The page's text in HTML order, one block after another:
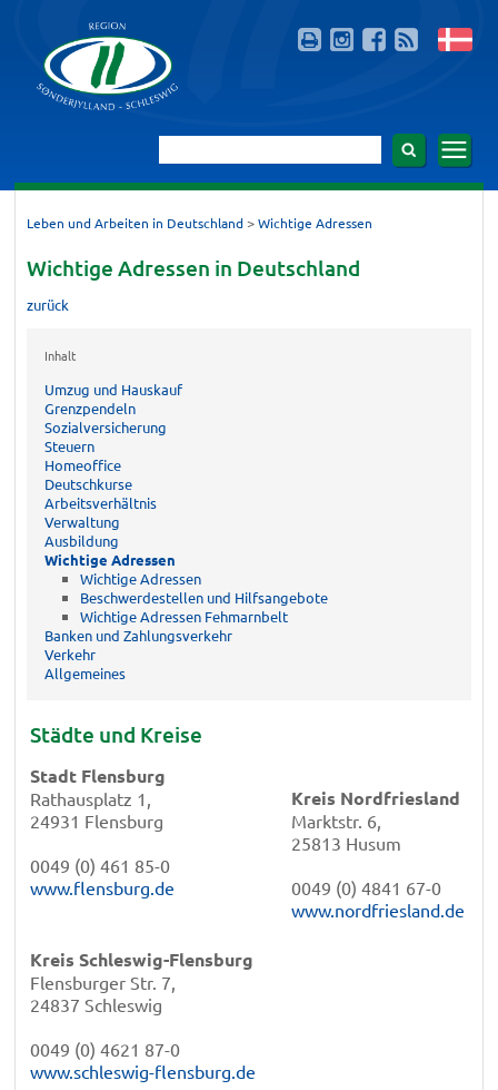
Leben und Arbeiten in Deutschland > Wichtige Adressen
Wichtige Adressen in Deutschland
zurück
Inhalt
Umzug und Hauskauf
Grenzpendeln
Sozialversicherung
Steuern
Homeoffice
Deutschkurse
Arbeitsverhältnis
Verwaltung
Ausbildung
Wichtige Adressen
Wichtige Adressen
Beschwerdestellen und Hilfsangebote
Wichtige Adressen Fehmarnbelt
Banken und Zahlungsverkehr
Verkehr
Allgemeines
Städte und Kreise
Stadt Flensburg
Rathausplatz 1,
24931 Flensburg
0049 (0) 461 85-0
www.flensburg.de
Kreis Nordfriesland
Marktstr. 6,
25813 Husum
0049 (0) 4841 67-0
www.nordfriesland.de
Kreis Schleswig-Flensburg
Flensburger Str. 7,
24837 Schleswig
0049 (0) 4621 87-0
www.schleswig-flensburg.de